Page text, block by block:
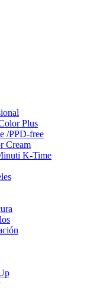
Plus
/PPD-free
Cream
K-Time